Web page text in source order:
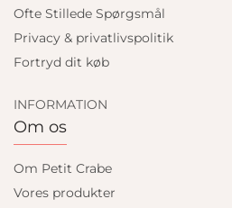
Ofte Stillede Spørgsmål
Privacy & privatlivspolitik
Fortryd dit køb
INFORMATION
Om os
Om Petit Crabe
Vores produkter